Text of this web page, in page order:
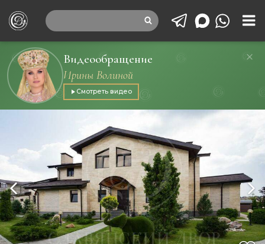
Видеообращение
Ирины Волиной
Смотреть видео